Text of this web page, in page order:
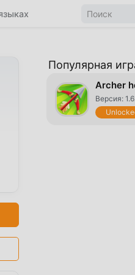
Популярная
Archer
Версия: